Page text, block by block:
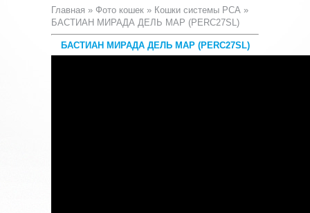
Главная » Фото кошек » Кошки системы PCA »
БАСТИАН МИРАДА ДЕЛЬ МАР (PERC27SL)
БАСТИАН МИРАДА ДЕЛЬ МАР (PERC27SL)